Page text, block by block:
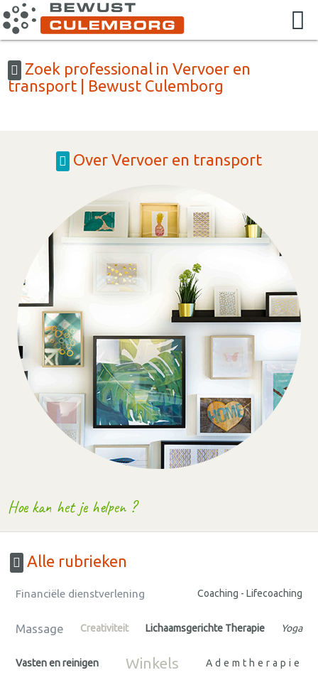
Zoek professional in Vervoer en
transport | Bewust Culemborg
Over Vervoer en transport
Hoe kan het je helpen ?
Alle rubrieken
Financiële dienstverlening Coaching - Lifecoaching
Massage Creativiteit Lichaamsgerichte Therapie Yoga
Vasten en reinigen Winkels Ademtherapie